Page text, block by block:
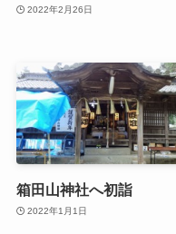
2022年2月26日
箱田山神社へ初詣
2022年1月1日